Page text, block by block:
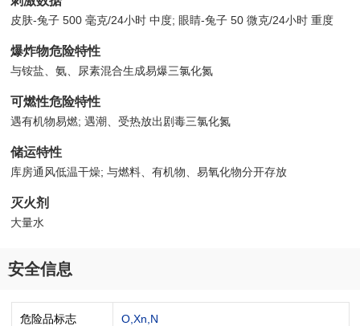
皮肤-兔子 500 毫克/24小时 中度; 眼睛-兔子 50 微克/24小时 重度
爆炸物危险特性
与铵盐、氨、尿素混合生成易爆三氯化氮
可燃性危险特性
遇有机物易燃; 遇潮、受热放出剧毒三氯化氮
储运特性
库房通风低温干燥; 与燃料、有机物、易氧化物分开存放
灭火剂
大量水
安全信息
危险品标志 O,Xn,N